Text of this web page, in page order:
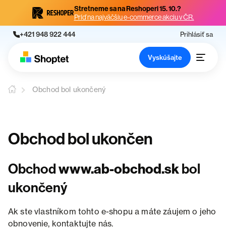
Stretneme sa na Reshoperi 15. 10.?
Príď na najväčšiu e-commerce akciu v ČR.
+421 948 922 444 Prihlásiť sa
Vyskúšajte
Obchod bol ukončený
Obchod bol ukončen
Obchodwww.ab-obchod.skbol
ukončený
Ak ste vlastníkom tohto e-shopu a máte záujem o jeho
obnovenie, kontaktujte nás.